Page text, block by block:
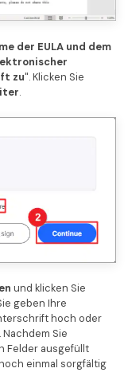
der EULA und dem
zu". Klicken Sie
.
und klicken Sie
geben Ihre
hoch oder
Sie
Felder ausgefüllt
einmal sorgfältig